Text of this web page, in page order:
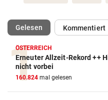
Gelesen(ausgewählt)Kommentiert
ÖSTERREICH
Erneuter Allzeit-Rekord ++
nicht vorbei
160.824 mal gelesen